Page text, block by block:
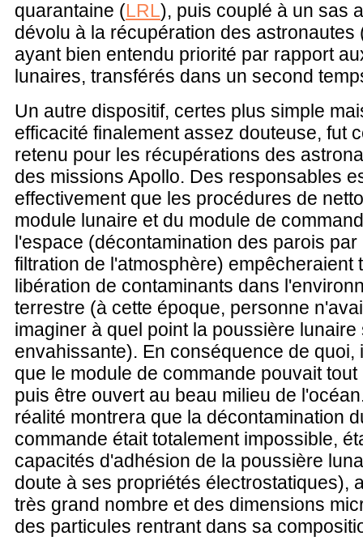
quarantaine (LRL), puis couplé à un sas
dévolu à la récupération des astronautes
ayant bien entendu priorité par rapport
lunaires, transférés dans un second
Un autre dispositif, certes plus simple
efficacité finalement assez douteuse, fut
retenu pour les récupérations des
des missions Apollo. Des responsables
effectivement que les procédures de
module lunaire et du module de
l'espace (décontamination des parois par
filtration de l'atmosphère) empêcheraient
libération de contaminants dans
terrestre (à cette époque, personne
imaginer à quel point la poussière lunaire
envahissante). En conséquence de quoi,
que le module de commande pouvait tout
puis être ouvert au beau milieu de
réalité montrera que la décontamination
commande était totalement impossible,
capacités d'adhésion de la poussière
doute à ses propriétés électrostatiques),
très grand nombre et des dimensions
des particules rentrant dans sa